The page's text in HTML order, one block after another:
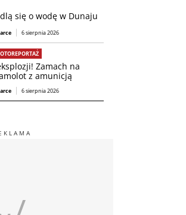
się o wodę w Dunaju
6 sierpnia 2026
Zamach na
z amunicją
6 sierpnia 2026